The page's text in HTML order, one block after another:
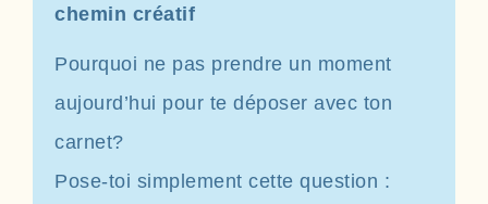
chemin créatif
Pourquoi ne pas prendre un moment
aujourd’hui pour te déposer avec ton
carnet?
Pose-toi simplement cette question :